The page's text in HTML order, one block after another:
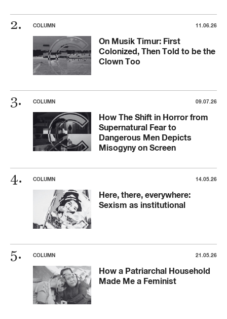
COLUMN 11.06.26
On Musik Timur: First
Colonized, Then Told to be the
Clown Too
COLUMN 09.07.26
How The Shift in Horror from
Supernatural Fear to
Dangerous Men Depicts
Misogyny on Screen
COLUMN 14.05.26
Here, there, everywhere:
Sexism as institutional
COLUMN 21.05.26
How a Patriarchal Household
Made Me a Feminist